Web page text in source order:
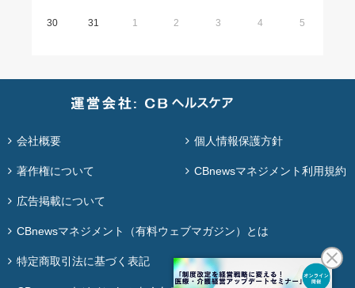
30 31 1 2 3 4 5
会社概要 個人情報保護方針
著作権について CBnewsマネジメント利用規約
広告掲載について
CBnewsマネジメント（有料ウェブマガジン）とは
特定商取引法に基づく表記